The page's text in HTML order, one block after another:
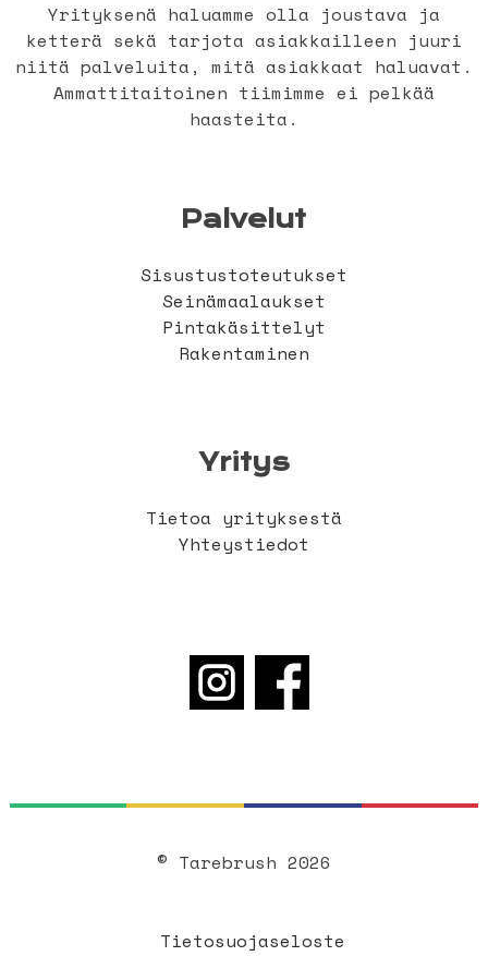
Yrityksenä haluamme olla joustava ja
ketterä sekä tarjota asiakkailleen juuri
niitä palveluita, mitä asiakkaat haluavat.
Ammattitaitoinen tiimimme ei pelkää
haasteita.
Palvelut
Sisustustoteutukset
Seinämaalaukset
Pintakäsittelyt
Rakentaminen
Yritys
Tietoa yrityksestä
Yhteystiedot
© Tarebrush 2026
Tietosuojaseloste